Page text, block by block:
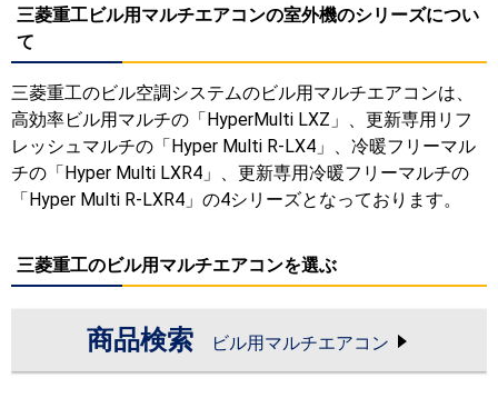
三菱重工ビル用マルチエアコンの室外機のシリーズについ
て
三菱重工のビル空調システムのビル用マルチエアコンは、
高効率ビル用マルチの「HyperMulti LXZ」、更新専用リフ
レッシュマルチの「Hyper Multi R-LX4」、冷暖フリーマル
チの「Hyper Multi LXR4」、更新専用冷暖フリーマルチの
「Hyper Multi R-LXR4」の4シリーズとなっております。
三菱重工のビル用マルチエアコンを選ぶ
商品検索 ビル用マルチエアコン